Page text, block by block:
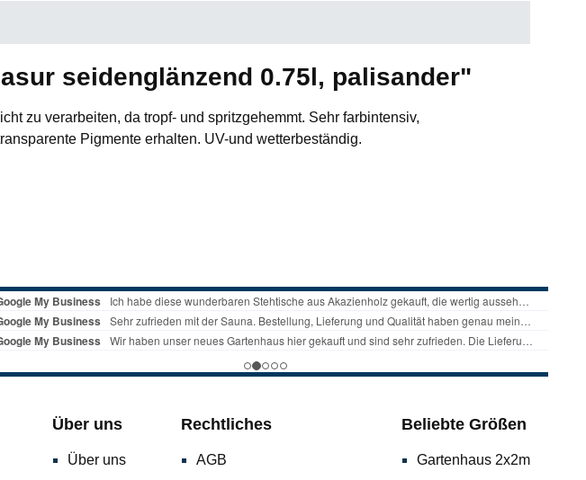
seidenglänzend 0.75l, palisander"
zu verarbeiten, da tropf- und spritzgehemmt. Sehr farbintensiv,
Pigmente erhalten. UV-und wetterbeständig.
Über uns
Über uns
Rechtliches
AGB
Beliebte Größen
Gartenhaus 2x2m